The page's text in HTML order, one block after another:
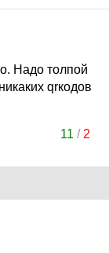
Надо толпой
qrкодов
11 / 2